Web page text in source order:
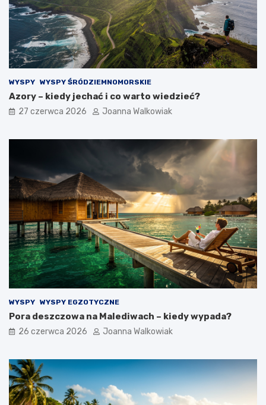
WYSPY WYSPY ŚRÓDZIEMNOMORSKIE
Azory – kiedy jechać i co warto wiedzieć?
27 czerwca 2026 Joanna Walkowiak
WYSPY WYSPY EGZOTYCZNE
Pora deszczowa na Malediwach – kiedy wypada?
26 czerwca 2026 Joanna Walkowiak